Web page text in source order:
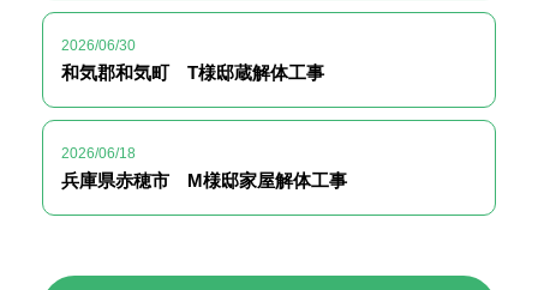
2026/06/30
和気郡和気町 T様邸蔵解体工事
2026/06/18
兵庫県赤穂市 M様邸家屋解体工事